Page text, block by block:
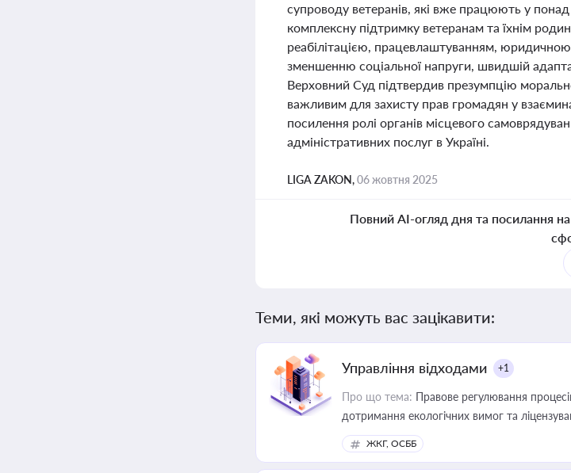
супроводу ветеранів, які вже працюють у понад
комплексну підтримку ветеранам та їхнім
реабілітацією, працевлаштуванням,
зменшенню соціальної напруги, швидшій
Верховний Суд підтвердив презумпцію
важливим для захисту прав громадян у
посилення ролі органів місцевого
адміністративних послуг в Україні.
LIGA ZAKON,06 жовтня 2025
Повний AI-огляд дня та посилання на
Теми, які можуть вас зацікавити:
Управління відходами +1
Про що тема: Правове регулювання
дотримання екологічних вимог та
ЖКГ, ОСББ